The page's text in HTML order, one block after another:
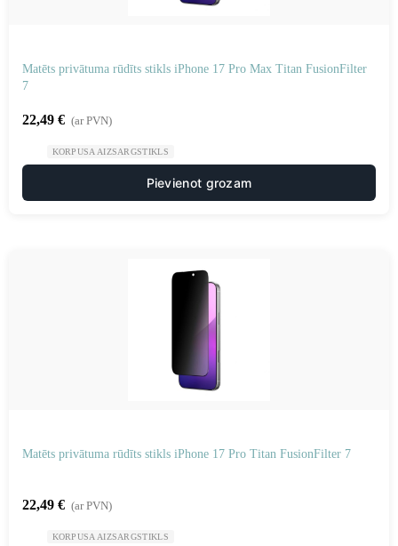
Matēts privātuma rūdīts stikls iPhone 17 Pro Max Titan FusionFilter
7
22,49 € (ar PVN)
KORPUSA AIZSARGSTIKLS
Pievienot grozam
Matēts privātuma rūdīts stikls iPhone 17 Pro Titan FusionFilter 7
22,49 € (ar PVN)
KORPUSA AIZSARGSTIKLS